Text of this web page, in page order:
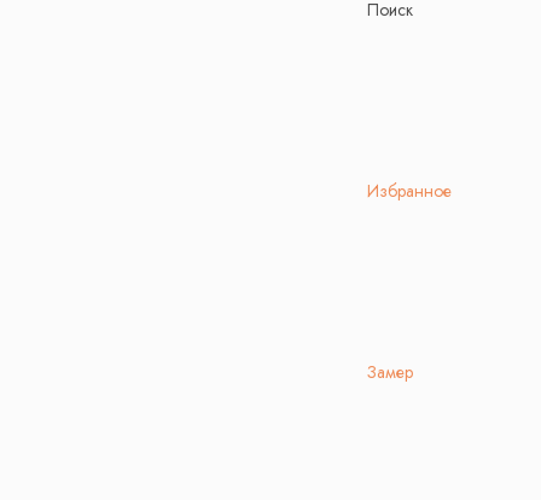
Поиск
Избранное
Замер